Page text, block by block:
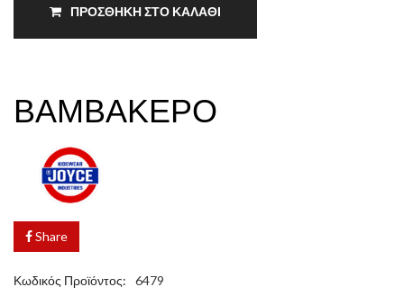
ΠΡΟΣΘΗΚΗ ΣΤΟ ΚΑΛΑΘΙ
ΒΑΜΒΑΚΕΡΟ
Share
Κωδικός Προϊόντος: 6479